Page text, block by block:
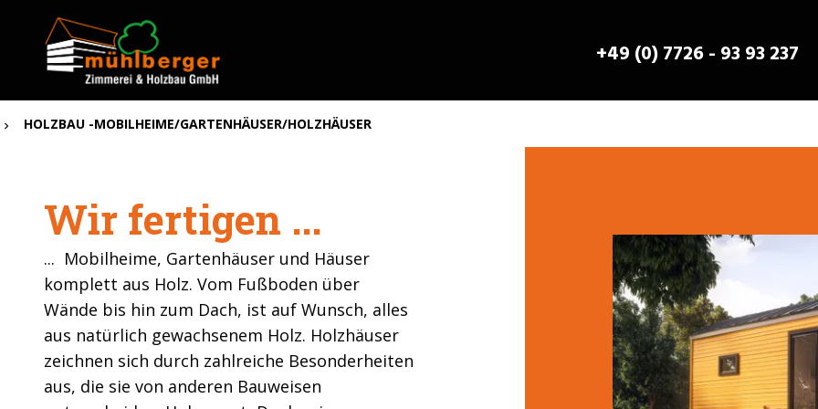
+49 (0) 7726 - 93 93 237
HOLZBAU -MOBILHEIME/GARTENHÄUSER/HOLZHÄUSER
Wir fertigen ...
... Mobilheime, Gartenhäuser und Häuser
komplett aus Holz. Vom Fußboden über
Wände bis hin zum Dach, ist auf Wunsch, alles
aus natürlich gewachsenem Holz. Holzhäuser
zeichnen sich durch zahlreiche Besonderheiten
aus, die sie von anderen Bauweisen